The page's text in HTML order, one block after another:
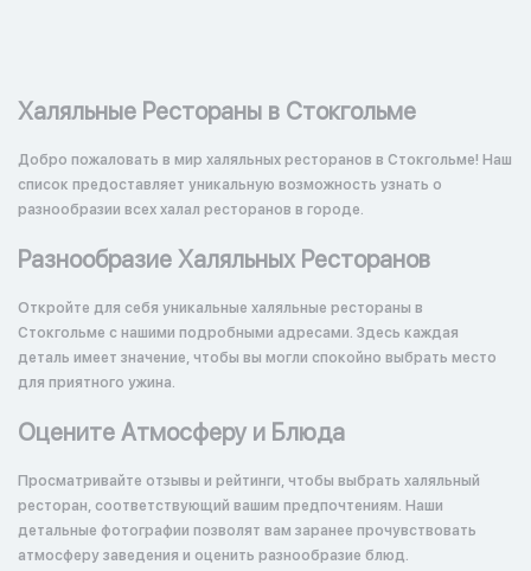
Халяльные Рестораны в Стокгольме
Добро пожаловать в мир халяльных ресторанов в Стокгольме! Наш
список предоставляет уникальную возможность узнать о
разнообразии всех халал ресторанов в городе.
Разнообразие Халяльных Ресторанов
Откройте для себя уникальные халяльные рестораны в
Стокгольме с нашими подробными адресами. Здесь каждая
деталь имеет значение, чтобы вы могли спокойно выбрать место
для приятного ужина.
Оцените Атмосферу и Блюда
Просматривайте отзывы и рейтинги, чтобы выбрать халяльный
ресторан, соответствующий вашим предпочтениям. Наши
детальные фотографии позволят вам заранее прочувствовать
атмосферу заведения и оценить разнообразие блюд.